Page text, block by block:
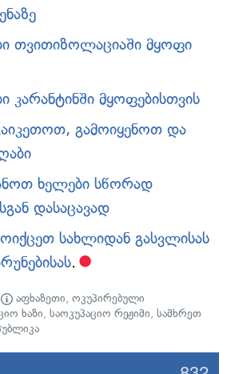
თვითიზოლაციაში მყოფი
კარანტინში მყოფებისთვის
გამოიყენოთ და
ხელები სწორად
დასაცავად
სახლიდან გასვლისას
.
აფხაზეთი, ოკუპირებული
ხაზი, საოკუპაციო რეჟიმი, სამხრეთ